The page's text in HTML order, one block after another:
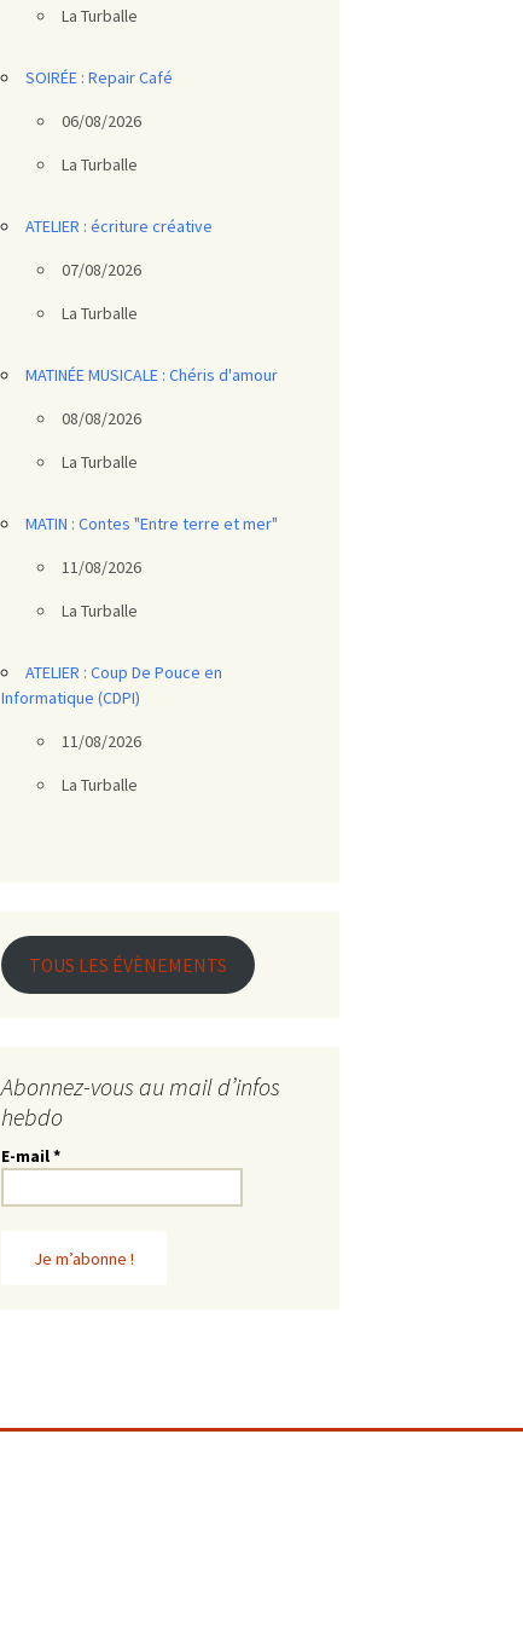
La Turballe
SOIRÉE : Repair Café
06/08/2026
La Turballe
ATELIER : écriture créative
07/08/2026
La Turballe
MATINÉE MUSICALE : Chéris d'amour
08/08/2026
La Turballe
MATIN : Contes "Entre terre et mer"
11/08/2026
La Turballe
ATELIER : Coup De Pouce en
Informatique (CDPI)
11/08/2026
La Turballe
TOUS LES ÉVÈNEMENTS
Abonnez-vous au mail d’infos
hebdo
E-mail*